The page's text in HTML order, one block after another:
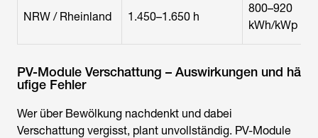
NRW / Rheinland 1.450–1.650 h
800–920
kWh/kWp
PV-Module Verschattung – Auswirkungen und hä
ufige Fehler
Wer über Bewölkung nachdenkt und dabei
Verschattung vergisst, plant unvollständig. PV-Module